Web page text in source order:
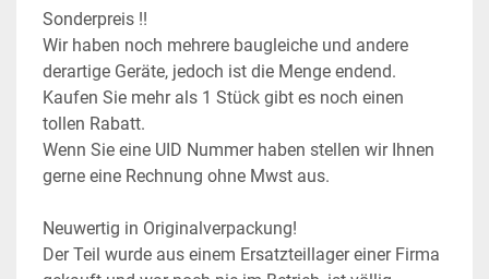
Sonderpreis !!
Wir haben noch mehrere baugleiche und andere
derartige Geräte, jedoch ist die Menge endend.
Kaufen Sie mehr als 1 Stück gibt es noch einen
tollen Rabatt.
Wenn Sie eine UID Nummer haben stellen wir Ihnen
gerne eine Rechnung ohne Mwst aus.
Neuwertig in Originalverpackung!
Der Teil wurde aus einem Ersatzteillager einer Firma